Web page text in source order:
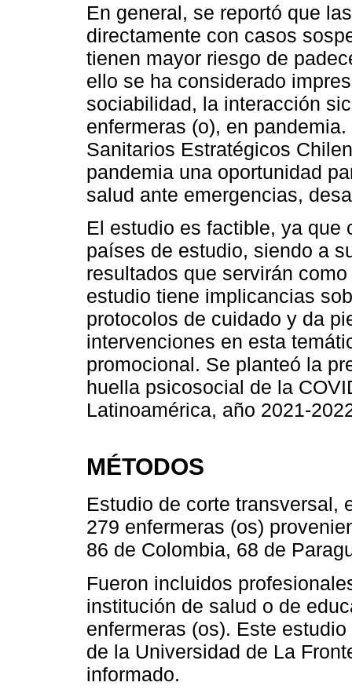
En general, se reportó que
directamente con casos
tienen mayor riesgo de
ello se ha considerado
sociabilidad, la interacción
enfermeras (o), en
Sanitarios Estratégicos
pandemia una oportunidad
salud ante emergencias,
El estudio es factible, ya que
países de estudio, siendo a
resultados que servirán
estudio tiene implicancias
protocolos de cuidado y da
intervenciones en esta
promocional. Se planteó la
huella psicosocial de la
Latinoamérica, año 2021-
MÉTODOS
Estudio de corte transversal,
279 enfermeras (os)
86 de Colombia, 68 de
Fueron incluidos
institución de salud o de
enfermeras (os). Este
de la Universidad de La
informado.